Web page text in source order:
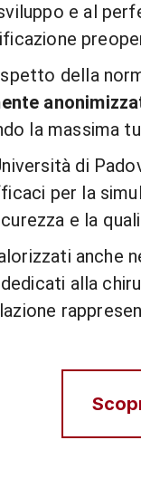
e al
della
la massima
di
per la
e la
anche
alla